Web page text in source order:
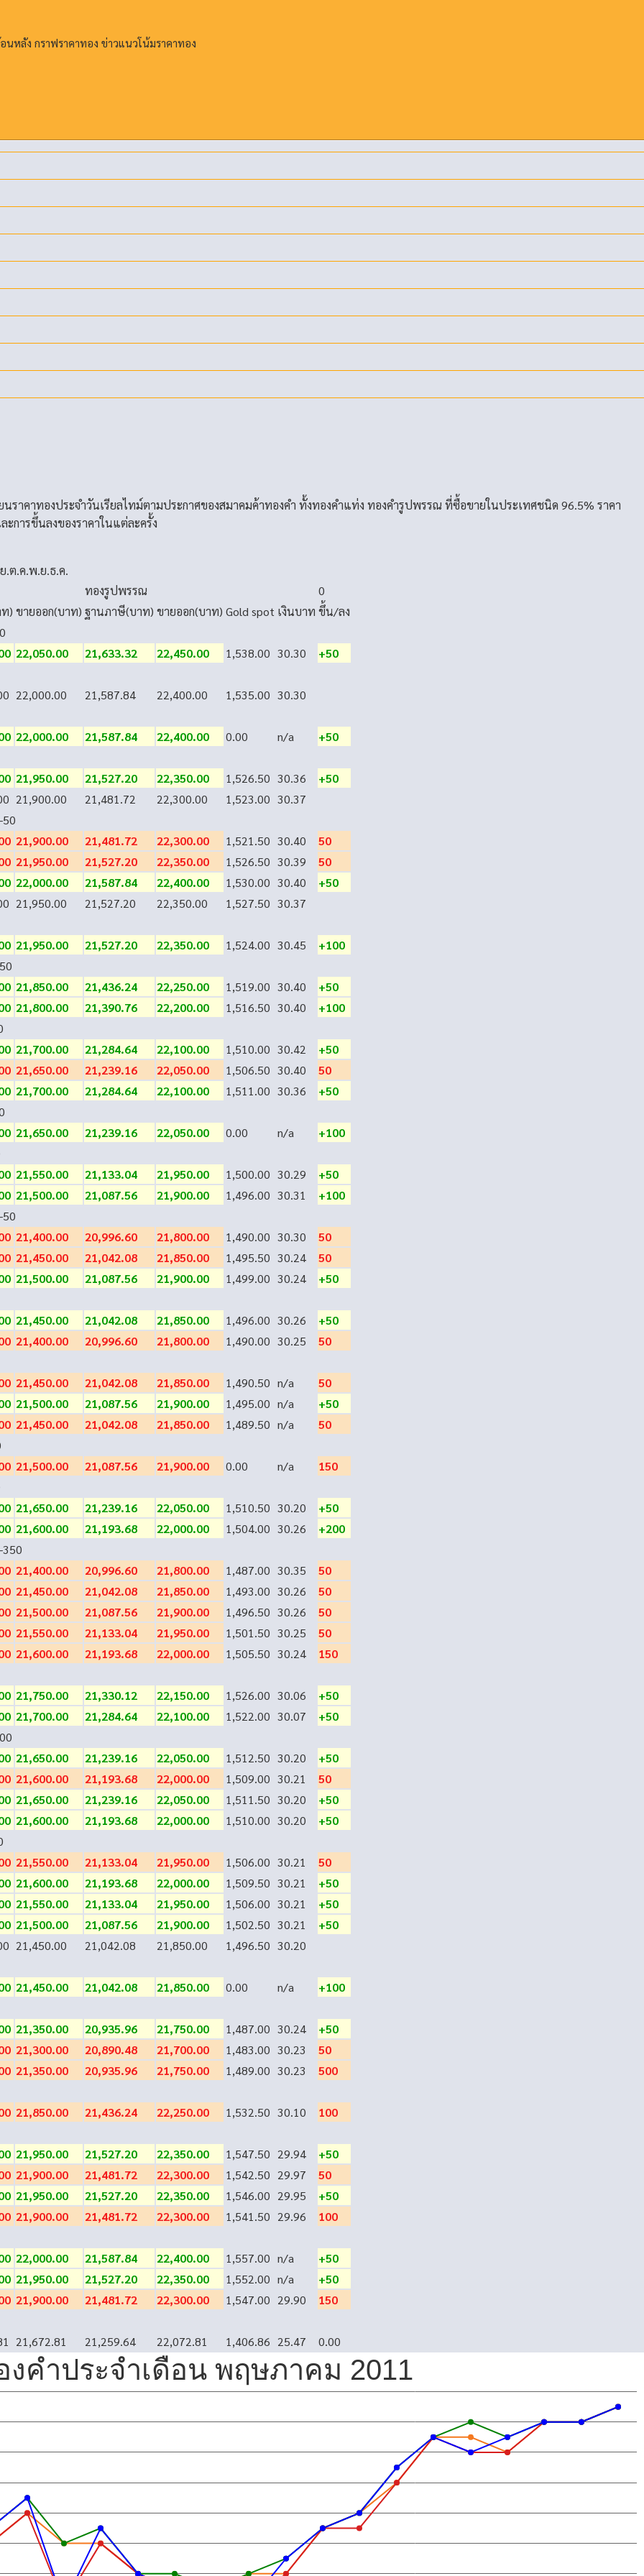
หลัง กราฟราคาทอง ข่าวแนวโน้มราคาทอง
ราคาทองประจำวันเรียลไทม์ตามประกาศของสมาคมค้าทองคำ ทั้งทองคำแท่ง ทองคำรูปพรรณ ที่ซื้อขายในประเทศชนิด 96.5% ราคา
ะการขึ้นลงของราคาในแต่ละครั้ง
.ต.ค.พ.ย.ธ.ค.
ทองรูปพรรณ
0
) ขายออก(บาท) ฐานภาษี(บาท) ขายออก(บาท) Gold spot เงินบาท ขึ้น/ลง
22,050.00 21,633.32 22,450.00 1,538.00 30.30 +50
22,000.00 21,587.84 22,400.00 1,535.00 30.30
22,000.00 21,587.84 22,400.00 0.00 n/a +50
21,950.00 21,527.20 22,350.00 1,526.50 30.36
+50
21,900.00 21,481.72 22,300.00 1,523.00 30.37
21,900.00 21,481.72 22,300.00 1,521.50 30.40
50
21,950.00 21,527.20 22,350.00 1,526.50 30.39
50
22,000.00 21,587.84 22,400.00 1,530.00 30.40
+50
21,950.00 21,527.20 22,350.00 1,527.50 30.37
21,950.00 21,527.20 22,350.00 1,524.00 30.45
+100
21,850.00 21,436.24 22,250.00 1,519.00 30.40
+50
21,800.00 21,390.76 22,200.00 1,516.50 30.40
+100
21,700.00 21,284.64 22,100.00 1,510.00 30.42
+50
21,650.00 21,239.16 22,050.00 1,506.50 30.40
50
21,700.00 21,284.64 22,100.00 1,511.00 30.36
+50
21,650.00 21,239.16 22,050.00 0.00 n/a
+100
21,550.00 21,133.04 21,950.00 1,500.00 30.29
+50
21,500.00 21,087.56 21,900.00 1,496.00 30.31
+100
21,400.00 20,996.60 21,800.00 1,490.00 30.30
50
21,450.00 21,042.08 21,850.00 1,495.50 30.24
50
21,500.00 21,087.56 21,900.00 1,499.00 30.24 +50
21,450.00 21,042.08 21,850.00 1,496.00 30.26
+50
21,400.00 20,996.60 21,800.00 1,490.00 30.25 50
21,450.00 21,042.08 21,850.00 1,490.50 n/a
50
21,500.00 21,087.56 21,900.00 1,495.00 n/a
+50
21,450.00 21,042.08 21,850.00 1,489.50 n/a
50
21,500.00 21,087.56 21,900.00 0.00 n/a
150
21,650.00 21,239.16 22,050.00 1,510.50 30.20
+50
21,600.00 21,193.68 22,000.00 1,504.00 30.26
+200
21,400.00 20,996.60 21,800.00 1,487.00 30.35
50
21,450.00 21,042.08 21,850.00 1,493.00 30.26
50
21,500.00 21,087.56 21,900.00 1,496.50 30.26
50
21,550.00 21,133.04 21,950.00 1,501.50 30.25
50
21,600.00 21,193.68 22,000.00 1,505.50 30.24 150
21,750.00 21,330.12 22,150.00 1,526.00 30.06
+50
21,700.00 21,284.64 22,100.00 1,522.00 30.07
+50
21,650.00 21,239.16 22,050.00 1,512.50 30.20
+50
21,600.00 21,193.68 22,000.00 1,509.00 30.21
50
21,650.00 21,239.16 22,050.00 1,511.50 30.20
+50
21,600.00 21,193.68 22,000.00 1,510.00 30.20
+50
21,550.00 21,133.04 21,950.00 1,506.00 30.21
50
21,600.00 21,193.68 22,000.00 1,509.50 30.21
+50
21,550.00 21,133.04 21,950.00 1,506.00 30.21
+50
21,500.00 21,087.56 21,900.00 1,502.50 30.21
+50
21,450.00 21,042.08 21,850.00 1,496.50 30.20
21,450.00 21,042.08 21,850.00 0.00 n/a +100
21,350.00 20,935.96 21,750.00 1,487.00 30.24
+50
21,300.00 20,890.48 21,700.00 1,483.00 30.23
50
21,350.00 20,935.96 21,750.00 1,489.00 30.23 500
21,850.00 21,436.24 22,250.00 1,532.50 30.10 100
21,950.00 21,527.20 22,350.00 1,547.50 29.94
+50
21,900.00 21,481.72 22,300.00 1,542.50 29.97
50
21,950.00 21,527.20 22,350.00 1,546.00 29.95
+50
21,900.00 21,481.72 22,300.00 1,541.50 29.96 100
22,000.00 21,587.84 22,400.00 1,557.00 n/a
+50
21,950.00 21,527.20 22,350.00 1,552.00 n/a
+50
21,900.00 21,481.72 22,300.00 1,547.00 29.90 150
21,672.81 21,259.64 22,072.81 1,406.86 25.47 0.00